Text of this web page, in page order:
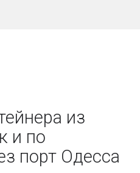
из
и по
порт Одесса